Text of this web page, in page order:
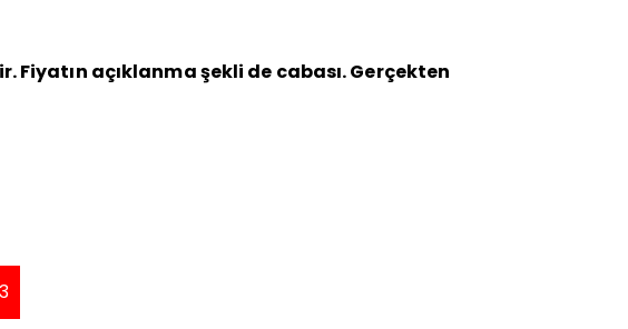
açıklanma şekli de cabası. Gerçekten